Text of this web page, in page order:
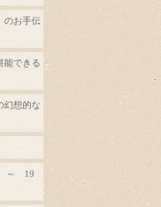
のお手伝
能できる
想的な
) ～ 19